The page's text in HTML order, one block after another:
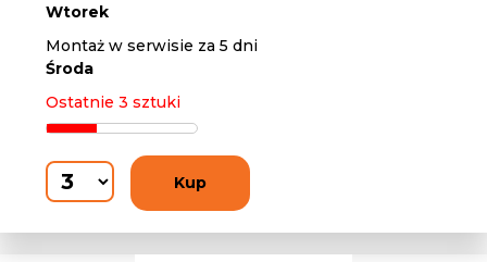
Wtorek
Montaż w serwisie za 5 dni
Środa
Ostatnie 3 sztuki
Kup